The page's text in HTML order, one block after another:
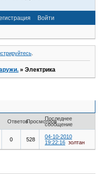
Войти
.
»Электрика
ОтветовПросмотровПоследнее
сообщение
0 528
04-10-2010
19:22:16 золтан